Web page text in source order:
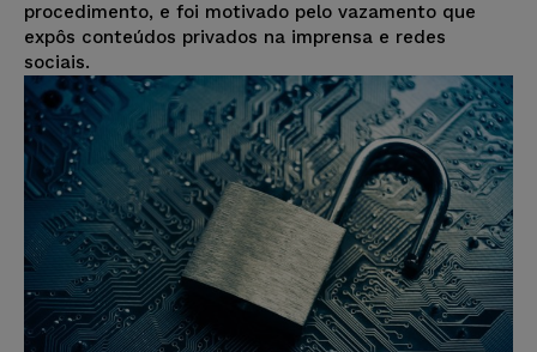
procedimento, e foi motivado pelo vazamento que
expôs conteúdos privados na imprensa e redes
sociais.